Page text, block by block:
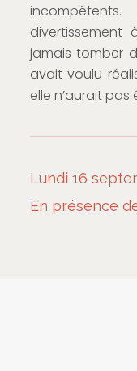
incompétents.
divertissement
jamais tomber
avait voulu
elle n’aurait
Lundi 16
En présence